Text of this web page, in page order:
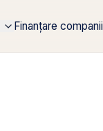
Finanțare companii